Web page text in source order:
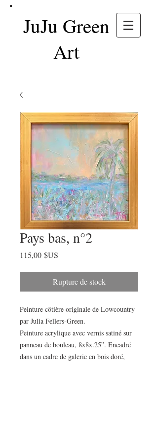
JuJu Green
Art
Pays bas, n°2
115,00 $US
Rupture de stock
Peinture côtière originale de Lowcountry
par Julia Fellers-Green.
Peinture acrylique avec vernis satiné sur
panneau de bouleau, 8x8x.25”. Encadré
dans un cadre de galerie en bois doré,